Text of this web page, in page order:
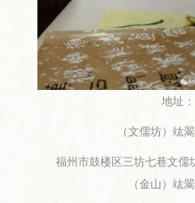
地址：
（文儒坊）竑
福州市鼓楼区三坊七巷文儒
（金山）竑